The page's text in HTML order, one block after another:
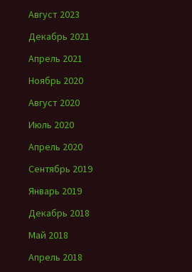
Август 2023
Декабрь 2021
Апрель 2021
Ноябрь 2020
Август 2020
Июль 2020
Апрель 2020
Сентябрь 2019
Январь 2019
Декабрь 2018
Май 2018
Апрель 2018